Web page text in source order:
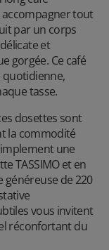
tout
par un corps
et
gorgée. Ce café
quotidienne,
tasse.
dosettes sont
la commodité
une
TASSIMO et en
de 220
vous invitent
réconfortant du